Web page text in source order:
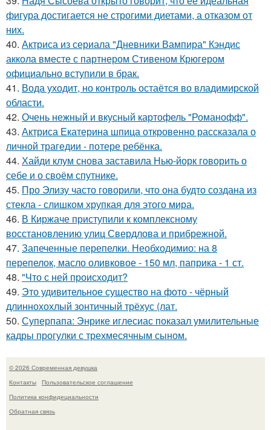
фигура достигается не строгими диетами, а отказом от
них.
40. Актриса из сериала "Дневники Вампира" Кэндис
аккола вместе с партнером Стивеном Крюгером
официально вступили в брак.
41. Вода уходит, но контроль остаётся во владимирской
области.
42. Очень нежный и вкусный картофель "Романофф".
43. Актриса Екатерина шпица откровенно рассказала о
личной трагедии - потере ребёнка.
44. Хайди клум снова заставила Нью-йорк говорить о
себе и о своём спутнике.
45. Про Элизу часто говорили, что она будто создана из
стекла - слишком хрупкая для этого мира.
46. В Киржаче приступили к комплексному
восстановлению улиц Свердлова и прибрежной.
47. Запеченные перепелки. Необходимио: на 8
перепелок, масло оливковое - 150 мл, паприка - 1 ст.
48. "Что с ней происходит?
49. Это удивительное существо на фото - чёрный
длиннохохлый зонтичный трёхус (лат.
50. Суперпапа: Энрике иглесиас показал умилительные
кадры прогулки с трехмесячным сыном.
© 2026 Современная девушка
Контакты
Пользовательское соглашение
Политика конфидециальности
Обратная связь